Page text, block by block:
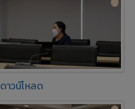
ดาวน์โหลด